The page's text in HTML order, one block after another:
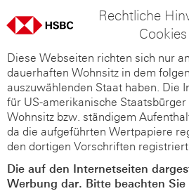
Rechtliche
Cookies
Diese Webseiten richten sich nur
dauerhaften Wohnsitz in dem
auszuwählenden Staat haben. Die
für US-amerikanische
Wohnsitz bzw. ständigem
da die aufgeführten Wertpapiere
den dortigen Vorschriften
Die auf den Internetseiten
Werbung dar. Bitte beachten